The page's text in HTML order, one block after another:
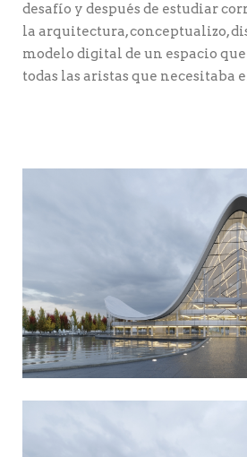
desafío y después de estudiar
la arquitectura, conceptualizo,
modelo digital de un espacio
todas las aristas que necesitaba